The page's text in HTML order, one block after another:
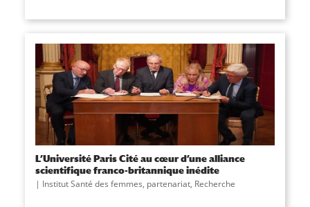
L’Université Paris Cité au cœur d’une alliance
scientifique franco-britannique inédite
Institut Santé des femmes, partenariat, Recherche